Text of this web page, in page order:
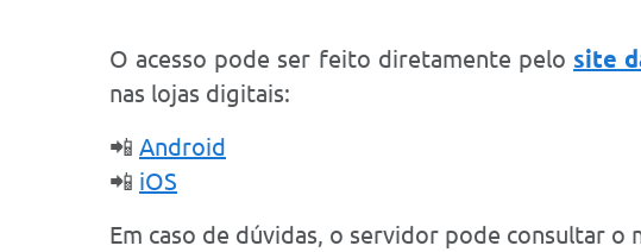
O acesso pode ser feito diretamente pelo site
nas lojas digitais:
📲 Android
📲 iOS
Em caso de dúvidas, o servidor pode consultar